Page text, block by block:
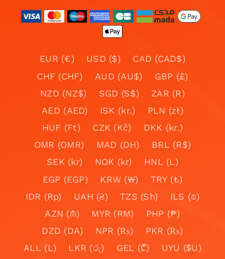
EUR (€) USD ($)
CAD (CAD$)
CHF (CHF)
AUD (AU$)
GBP (£)
NZD (NZ$)
SGD (S$)
ZAR (R)
AED (AED)
ISK (kr.)
PLN (zł)
HUF (Ft)
CZK (Kč)
DKK (kr.)
OMR (OMR)
MAD (DH)
BRL (R$)
SEK (kr)
NOK (kr)
HNL (L)
EGP (EGP)
KRW (₩)
TRY (₺)
IDR (Rp)
UAH (₴) TZS (Sh)
ILS (₪)
AZN (₼)
MYR (RM)
PHP (₱)
DZD (DA)
NPR (₨)
PKR (₨)
ALL (L)
LKR (රු) GEL (₾)
UYU ($U)